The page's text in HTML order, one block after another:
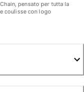
pensato per tutta la
coulisse con logo